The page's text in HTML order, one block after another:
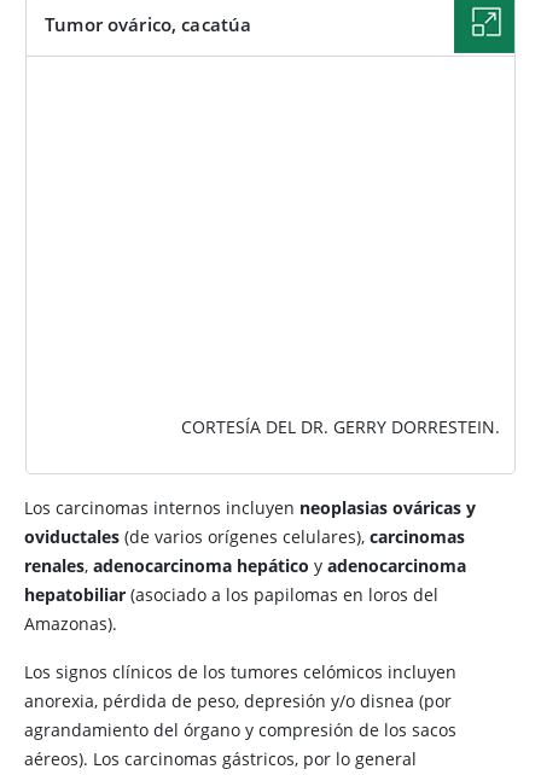
Tumor ovárico, cacatúa
CORTESÍA DEL DR. GERRY DORRESTEIN.
Los carcinomas internos incluyen neoplasias ováricas y
oviductales (de varios orígenes celulares), carcinomas
renales, adenocarcinoma hepático y adenocarcinoma
hepatobiliar (asociado a los papilomas en loros del
Amazonas).
Los signos clínicos de los tumores celómicos incluyen
anorexia, pérdida de peso, depresión y/o disnea (por
agrandamiento del órgano y compresión de los sacos
aéreos). Los carcinomas gástricos, por lo general